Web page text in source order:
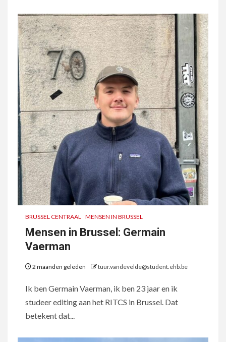
BRUSSEL CENTRAAL MENSEN IN BRUSSEL
Mensen in Brussel: Germain
Vaerman
2 maanden geleden tuur.vandevelde@student.ehb.be
Ik ben Germain Vaerman, ik ben 23 jaar en ik
studeer editing aan het RITCS in Brussel. Dat
betekent dat...